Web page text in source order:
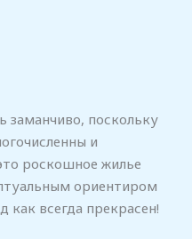
заманчиво, поскольку
и
роскошное жилье
ориентиром
всегда прекрасен!